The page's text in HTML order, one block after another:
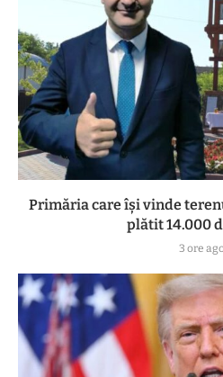
Primăria care își vinde
plătit 14.000
3 ore